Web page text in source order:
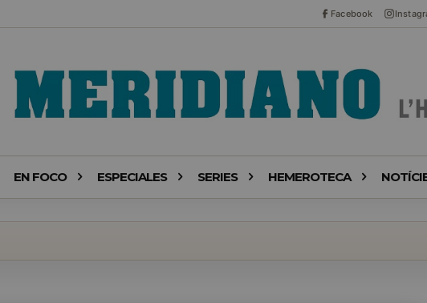
Facebook
EN FOCO ESPECIALES SERIES HEMEROTECA